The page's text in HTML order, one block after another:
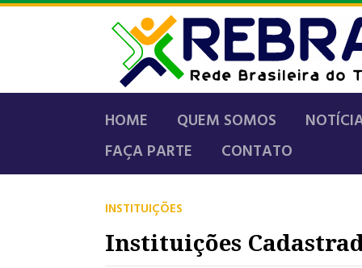
HOME QUEM SOMOS
FAÇA PARTE
CONTATO
INSTITUIÇÕES
Instituições